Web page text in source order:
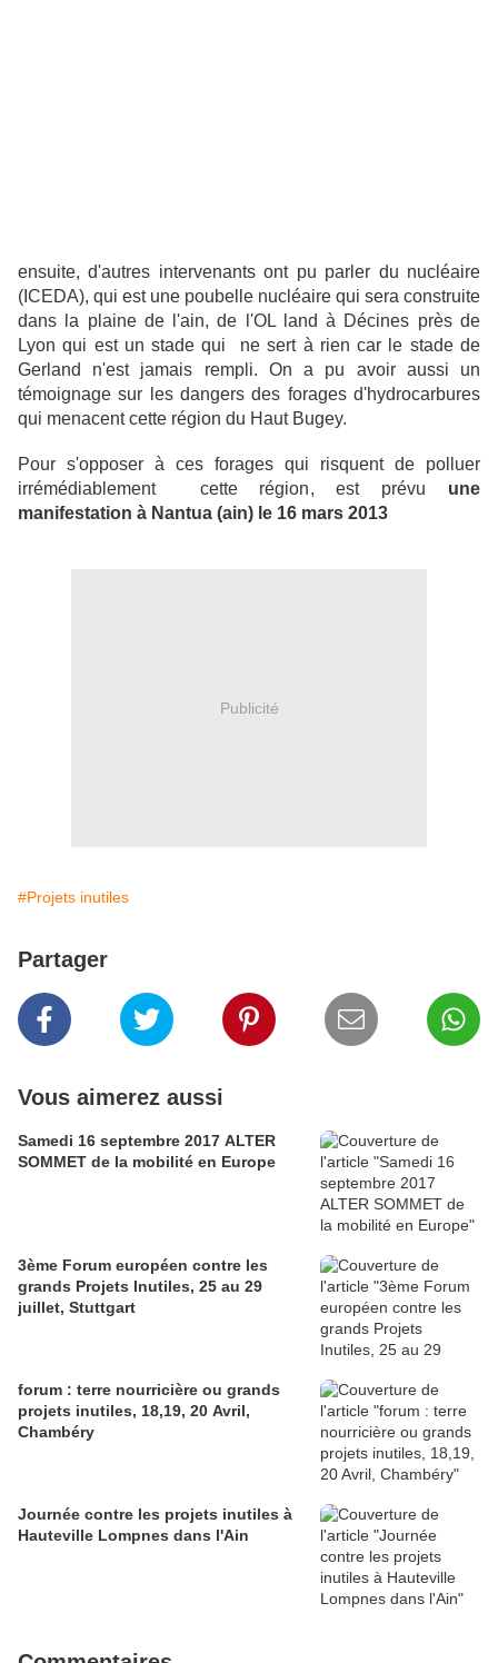
ensuite, d'autres intervenants ont pu parler du nucléaire
(ICEDA), qui est une poubelle nucléaire qui sera construite
dans la plaine de l'ain, de l'OL land à Décines près de
Lyon qui est un stade qui ne sert à rien car le stade de
Gerland n'est jamais rempli. On a pu avoir aussi un
témoignage sur les dangers des forages d'hydrocarbures
qui menacent cette région du Haut Bugey.
Pour s'opposer à ces forages qui risquent de polluer
irrémédiablement cette région, est prévu une
manifestation à Nantua (ain) le 16 mars 2013
Publicité
#Projets inutiles
Partager
Vous aimerez aussi
Samedi 16 septembre 2017 ALTER
SOMMET de la mobilité en Europe
3ème Forum européen contre les
grands Projets Inutiles, 25 au 29
juillet, Stuttgart
forum : terre nourricière ou grands
projets inutiles, 18,19, 20 Avril,
Chambéry
Journée contre les projets inutiles à
Hauteville Lompnes dans l'Ain